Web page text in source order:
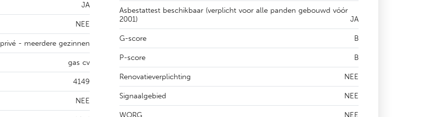
JA
NEE
privé - meerdere gezinnen
gas cv
4149
NEE
Asbestattest beschikbaar (verplicht voor alle panden gebouwd vóór
2001)
JA
G-score B
P-score B
Renovatieverplichting NEE
Signaalgebied NEE
WORG NEE